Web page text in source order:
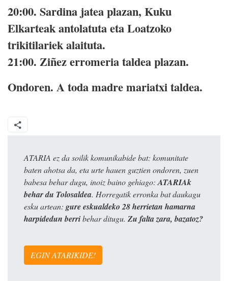
20:00. Sardina jatea plazan, Kuku
Elkarteak antolatuta eta Loatzoko
trikitilariek alaituta.
21:00. Ziñez erromeria taldea plazan.
Ondoren. A toda madre mariatxi taldea.
ATARIA ez da soilik komunikabide bat: komunitate
baten ahotsa da, eta urte hauen guztien ondoren, zuen
babesa behar dugu, inoiz baino gehiago: ATARIAk
behar du Tolosaldea. Horregatik erronka bat daukagu
esku artean: gure eskualdeko 28 herrietan hamarna
harpidedun berribehar ditugu. Zu falta zara, bazatoz?
EGIN ATARIKIDE!